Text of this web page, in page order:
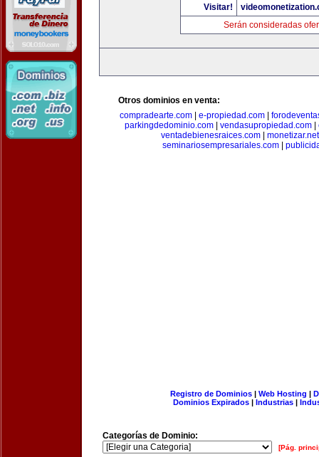
Visitar!
Serán consideradas
Otros dominios en venta:
compradearte.com
e-propiedad.com
parkingdedominio.com| vendasupropiedad.com|
ventadebienesraices.com
monetizar.net
seminariosempresariales.com
Registro de Dominios| Web Hosting |
Dominios Expirados | Industrias |
Categorías de Dominio:
[Pág.